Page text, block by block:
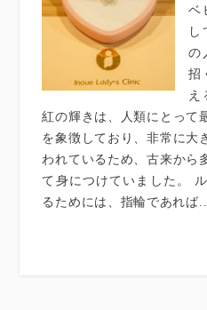
ベ
し
の
招
え
紅の輝きは、人類にとって
を象徴しており、非常に大
われているため、古来から
て身につけていました。
るためには、指輪であれば